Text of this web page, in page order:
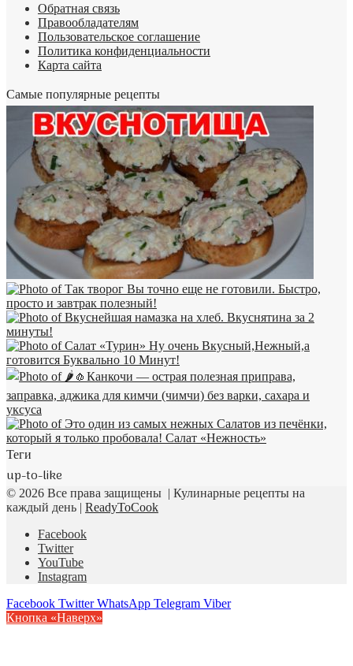
Обратная связь
Правообладателям
Пользовательское соглашение
Политика конфиденциальности
Карта сайта
Самые популярные рецепты
Теги
up-to-like
© 2026 Все права защищены | Кулинарные рецепты на
каждый день | ReadyToCook
Facebook
Twitter
YouTube
Instagram
Facebook Twitter WhatsApp Telegram Viber
Кнопка «Наверх»